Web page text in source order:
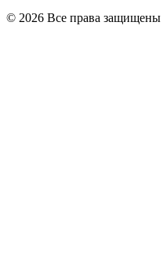
© 2026 Все права защищены